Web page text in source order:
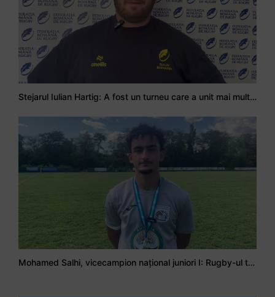
Stejarul Iulian Hartig: A fost un turneu care a unit mai mult echipa
Mohamed Salhi, vicecampion național juniori I: Rugby-ul te învață să accepți și înfrângerile